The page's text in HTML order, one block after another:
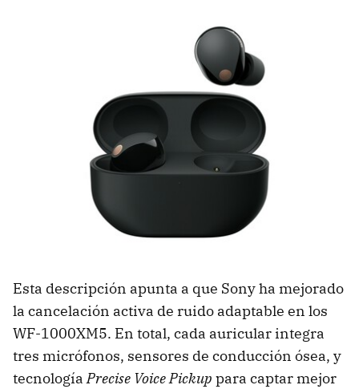
Esta descripción apunta a que Sony ha mejorado
la cancelación activa de ruido adaptable en los
WF-1000XM5. En total, cada auricular integra
tres micrófonos, sensores de conducción ósea, y
tecnologíaPrecise Voice Pickup para captar mejor